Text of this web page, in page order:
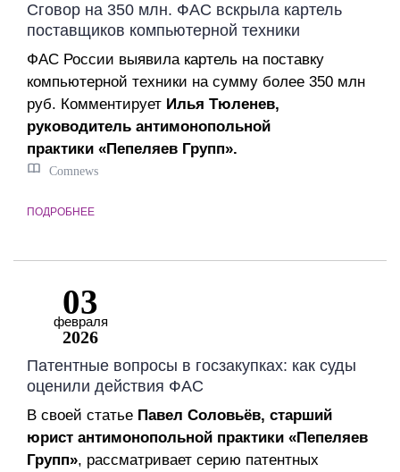
Сговор на 350 млн. ФАС вскрыла картель
поставщиков компьютерной техники
ФАС Рос­сии выя­ви­ла кар­тель на пос­тав­ку
компь­ютер­ной тех­ни­ки на сум­му бо­лее 350 млн
руб. Комментирует Илья Тюленев,
руководитель антимонопольной
практики «Пепеляев Групп».
Comnews
ПОДРОБНЕЕ
03
февраля
2026
Патентные вопросы в госзакупках: как суды
оценили действия ФАС
В своей статье Павел Соловьёв, старший
юрист антимонопольной практики «Пепеляев
Групп», рассматривает серию патентных